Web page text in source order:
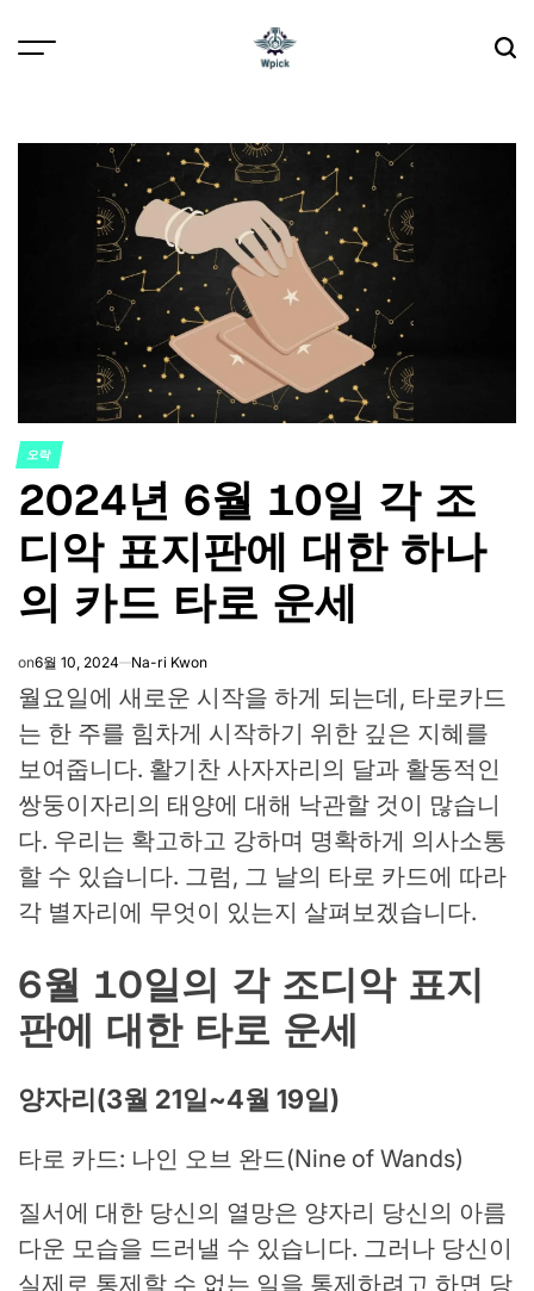
POSTED
IN
오락
2024년 6월 10일 각 조
디악 표지판에 대한 하나
의 카드 타로 운세
on6월 10, 2024 Na-ri Kwon
월요일에 새로운 시작을 하게 되는데, 타로카드
는 한 주를 힘차게 시작하기 위한 깊은 지혜를
보여줍니다. 활기찬 사자자리의 달과 활동적인
쌍둥이자리의 태양에 대해 낙관할 것이 많습니
다. 우리는 확고하고 강하며 명확하게 의사소통
할 수 있습니다. 그럼, 그 날의 타로 카드에 따라
각 별자리에 무엇이 있는지 살펴보겠습니다.
6월 10일의 각 조디악 표지
판에 대한 타로 운세
양자리(3월 21일~4월 19일)
타로 카드: 나인 오브 완드(Nine of Wands)
질서에 대한 당신의 열망은 양자리 당신의 아름
다운 모습을 드러낼 수 있습니다. 그러나 당신이
실제로 통제할 수 없는 일을 통제하려고 하면 당